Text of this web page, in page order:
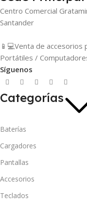
Centro Comercial
Santander
📱💻Venta de
Portátiles /
Síguenos
Categorías
Baterías
Cargadores
Pantallas
Accesorios
Teclados